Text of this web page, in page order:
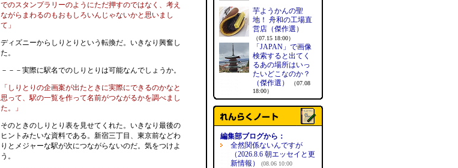
でのスタンプラリーのようにただ押すのではなく、考え
ながらまわるのもおもしろいんじゃないかと思いまし
て」
ディズニーからしりとりという転換だ。いきなり興奮し
た。
－－－実際に駅名でのしりとりは可能なんでしょうか。
「しりとりの企画案が出たときに実際にできるのかなと
思って、駅の一覧を作って名前がつながるかを調べまし
た。」
そのときのしりとり表を見せてくれた。いきなり最後の
ヒントみたいな資料である。新宿三丁目、東京前などわ
りとメジャーな駅が次につながらないのだ。気をつけよ
う。
芋ようかんの聖
地！ 舟和の工場直
営店（傑作選）
（07.15 18:00）
「JAPAN」で画像
検索すると出てく
るあの場所はいっ
たいどこなのか？
（傑作選）
（07.08
18:00）
編集部ブログから：
全然関係ないんですが
（2026.8.6 朝エッセイと更
新情報）
(08.06 10:00